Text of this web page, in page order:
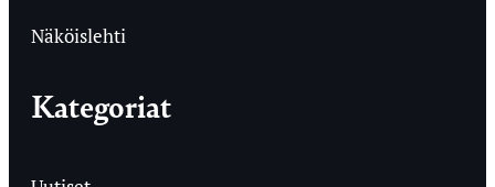
Näköislehti
Kategoriat